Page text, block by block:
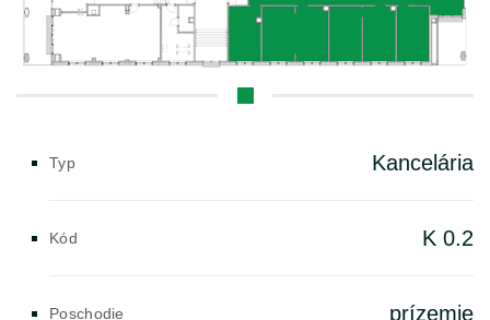
Typ Kancelária
Kód K 0.2
Poschodie prízemie